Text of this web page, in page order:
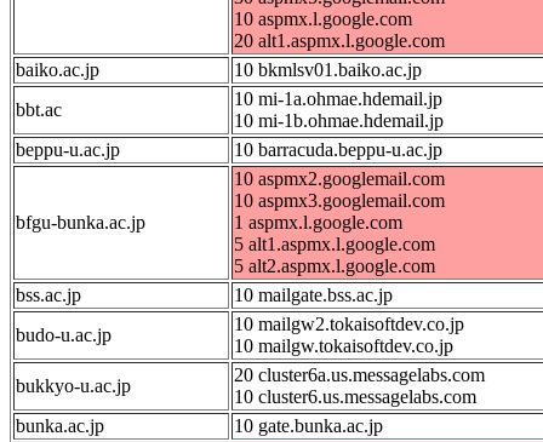
10 aspmx.l.google.com
20 alt1.aspmx.l.google.com
baiko.ac.jp
10 bkmlsv01.baiko.ac.jp
bbt.ac
10 mi-1a.ohmae.hdemail.jp
10 mi-1b.ohmae.hdemail.jp
beppu-u.ac.jp
10 barracuda.beppu-u.ac.jp
bfgu-bunka.ac.jp
10 aspmx2.googlemail.com
10 aspmx3.googlemail.com
1 aspmx.l.google.com
5 alt1.aspmx.l.google.com
5 alt2.aspmx.l.google.com
bss.ac.jp
10 mailgate.bss.ac.jp
budo-u.ac.jp
10 mailgw2.tokaisoftdev.co.jp
10 mailgw.tokaisoftdev.co.jp
bukkyo-u.ac.jp
20 cluster6a.us.messagelabs.com
10 cluster6.us.messagelabs.com
bunka.ac.jp
10 gate.bunka.ac.jp